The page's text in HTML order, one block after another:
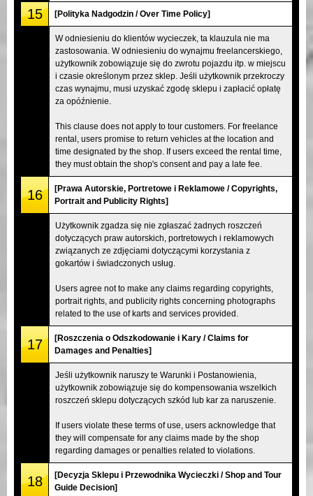
15 [Polityka Nadgodzin / Over Time Policy]
W odniesieniu do klientów wycieczek, ta klauzula nie ma
zastosowania. W odniesieniu do wynajmu freelancerskiego,
użytkownik zobowiązuje się do zwrotu pojazdu itp. w miejscu
i czasie określonym przez sklep. Jeśli użytkownik przekroczy
czas wynajmu, musi uzyskać zgodę sklepu i zapłacić opłatę
za opóźnienie.
This clause does not apply to tour customers. For freelance
rental, users promise to return vehicles at the location and
time designated by the shop. If users exceed the rental time,
they must obtain the shop's consent and pay a late fee.
16
[Prawa Autorskie, Portretowe i Reklamowe / Copyrights,
Portrait and Publicity Rights]
Użytkownik zgadza się nie zgłaszać żadnych roszczeń
dotyczących praw autorskich, portretowych i reklamowych
związanych ze zdjęciami dotyczącymi korzystania z
gokartów i świadczonych usług.
Users agree not to make any claims regarding copyrights,
portrait rights, and publicity rights concerning photographs
related to the use of karts and services provided.
17
[Roszczenia o Odszkodowanie i Kary / Claims for
Damages and Penalties]
Jeśli użytkownik naruszy te Warunki i Postanowienia,
użytkownik zobowiązuje się do kompensowania wszelkich
roszczeń sklepu dotyczących szkód lub kar za naruszenie.
If users violate these terms of use, users acknowledge that
they will compensate for any claims made by the shop
regarding damages or penalties related to violations.
18
[Decyzja Sklepu i Przewodnika Wycieczki / Shop and Tour
Guide Decision]